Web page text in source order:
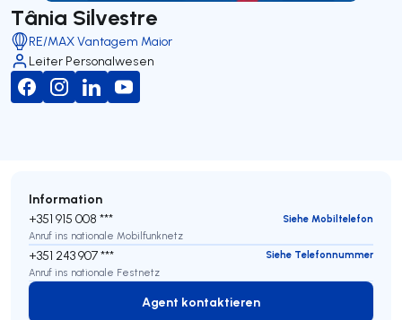
Tânia Silvestre
RE/MAX Vantagem Maior
Leiter Personalwesen
Information
+351 915 008 ***
Siehe Mobiltelefon
Anruf ins nationale Mobilfunknetz
+351 243 907 ***
Siehe Telefonnummer
Anruf ins nationale Festnetz
Agent kontaktieren
Agent kontaktieren